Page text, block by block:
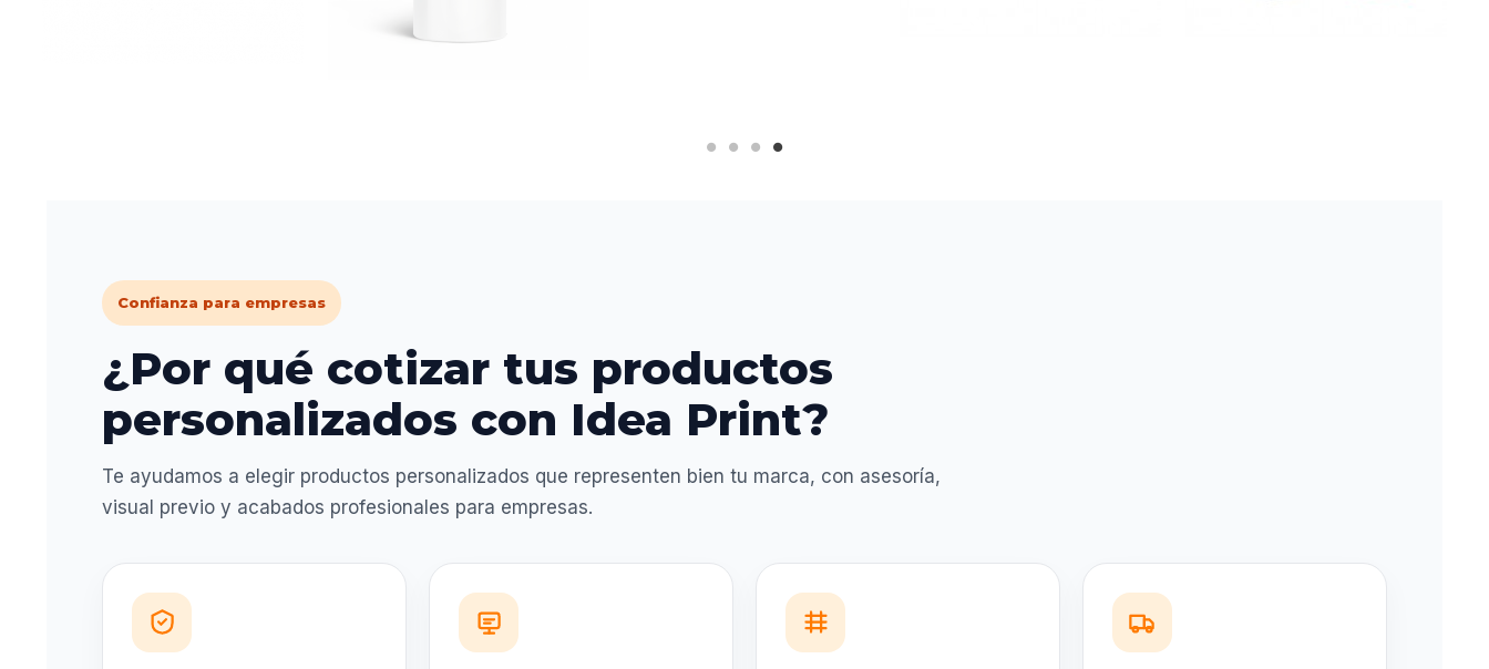
Confianza para empresas
¿Por qué cotizar tus productos
personalizados con Idea Print?
Te ayudamos a elegir productos personalizados que representen bien tu marca, con asesoría,
visual previo y acabados profesionales para empresas.